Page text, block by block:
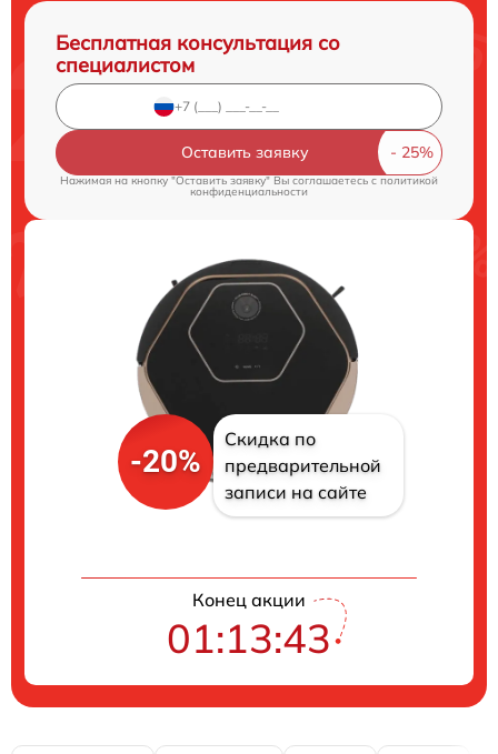
Бесплатная консультация со
специалистом
Оставить заявку
Нажимая на кнопку "Оставить заявку" Вы соглашаетесь cполитикой
конфиденциальности
-20%
Скидка по
предварительной
записи на сайте
Конец акции
01:13:42